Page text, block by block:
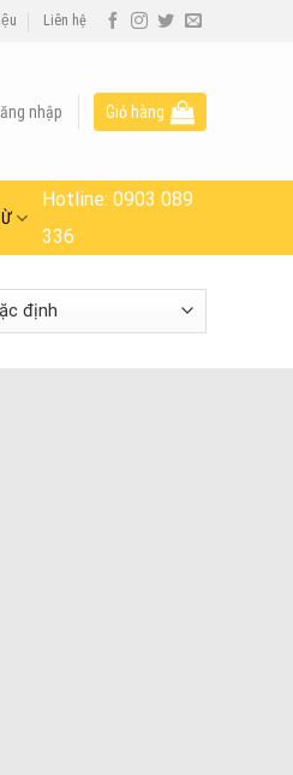
Liên hệ
nhập Giỏ hàng
Hotline:0903 089
336